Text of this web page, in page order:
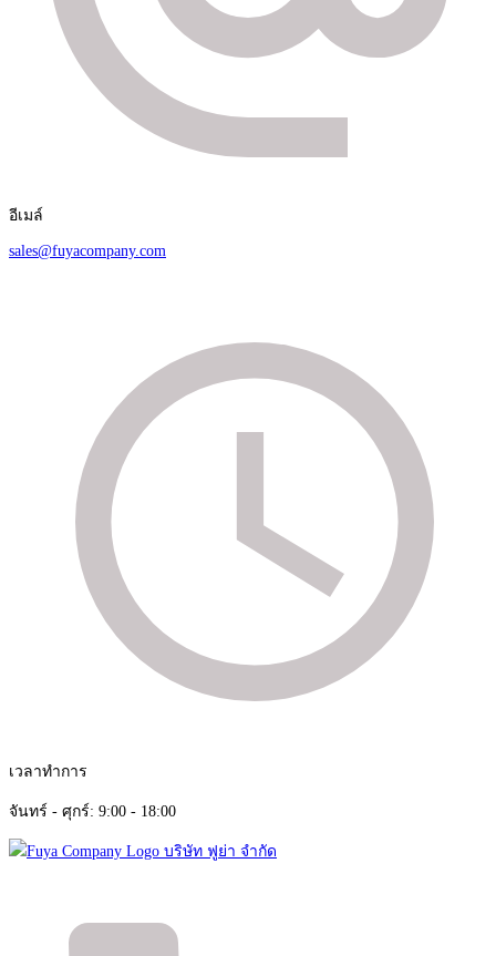
อีเมล์
sales@fuyacompany.com
เวลาทำการ
จันทร์ - ศุกร์: 9:00 - 18:00
สไตล์ของคุณ